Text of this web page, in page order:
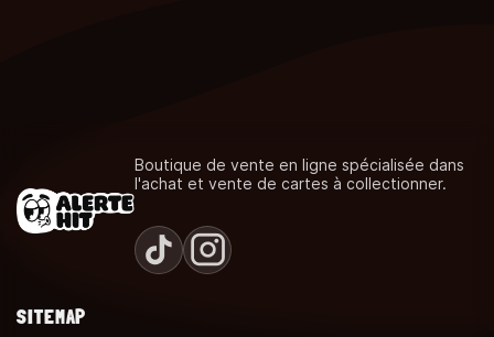
Boutique de vente en ligne spécialisée dans
l'achat et vente de cartes à collectionner.
SITEMAP